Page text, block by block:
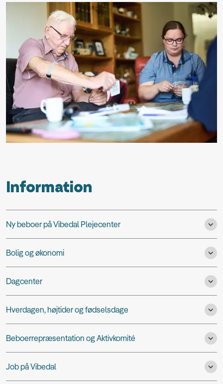
Information
Ny beboer på Vibedal Plejecenter
Bolig og økonomi
Dagcenter
Hverdagen, højtider og fødselsdage
Beboerrepræsentation og Aktivkomité
Job på Vibedal